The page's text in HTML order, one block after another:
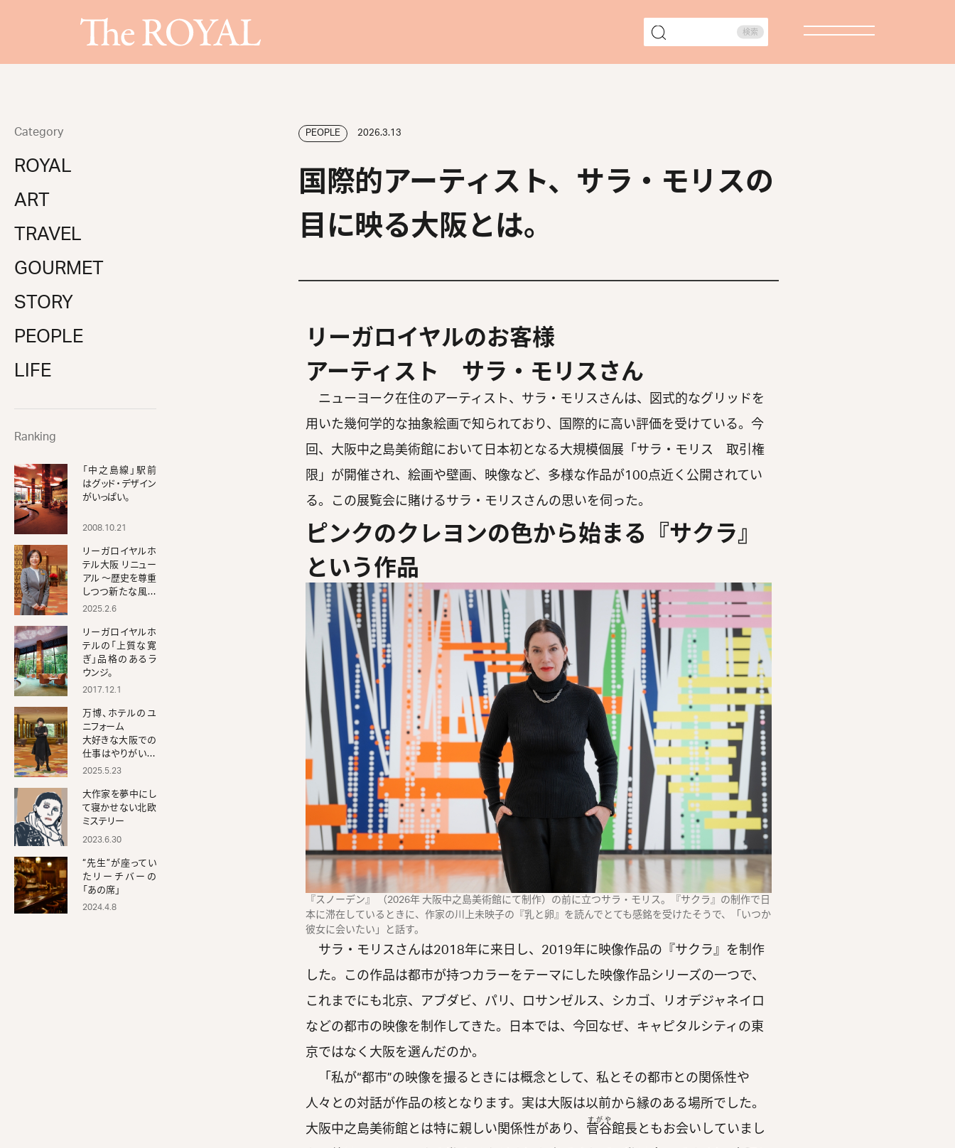
検索
Category
ROYAL
ART
TRAVEL
GOURMET
STORY
PEOPLE
LIFE
Ranking
「中之島線」駅前
はグッド・デザイン
がいっぱい。
2008.10.21
リーガロイヤルホ
テル大阪 リニュー
アル ～歴史を尊重
しつつ新たな風を
呼び込む～
2025.2.6
リーガロイヤルホ
テルの「上質な寛
ぎ」品格のあるラ
ウンジ。
2017.12.1
万博、ホテルのユ
ニフォーム
大好きな大阪での
仕事はやりがいが
あり幸福な時間。
2025.5.23
大作家を夢中にし
て寝かせない北欧
ミステリー
2023.6.30
“先生”が座ってい
たリーチバーの
「あの席」
2024.4.8
PEOPLE 2026.3.13
国際的アーティスト、サラ・モリスの
目に映る大阪とは。
リーガロイヤルのお客様
アーティスト サラ・モリスさん
ニューヨーク在住のアーティスト、サラ・モリスさんは、図式的なグリッドを
用いた幾何学的な抽象絵画で知られており、国際的に高い評価を受けている。今
回、大阪中之島美術館において日本初となる大規模個展「サラ・モリス 取引権
限」が開催され、絵画や壁画、映像など、多様な作品が100点近く公開されてい
る。この展覧会に賭けるサラ・モリスさんの思いを伺った。
ピンクのクレヨンの色から始まる『サクラ』
という作品
『スノーデン』 （2026年 大阪中之島美術館にて制作）の前に立つサラ・モリス。『サクラ』の制作で日
本に滞在しているときに、作家の川上未映子の『乳と卵』を読んでとても感銘を受けたそうで、「いつか
彼女に会いたい」と話す。
サラ・モリスさんは2018年に来日し、2019年に映像作品の『サクラ』を制作
した。この作品は都市が持つカラーをテーマにした映像作品シリーズの一つで、
これまでにも北京、アブダビ、パリ、ロサンゼルス、シカゴ、リオデジャネイロ
などの都市の映像を制作してきた。日本では、今回なぜ、キャピタルシティの東
京ではなく大阪を選んだのか。
「私が“都市”の映像を撮るときには概念として、私とその都市との関係性や
人々との対話が作品の核となります。実は大阪は以前から縁のある場所でした。
大阪中之島美術館とは特に親しい関係性があり、 菅谷
すがや
館長ともお会いしていまし